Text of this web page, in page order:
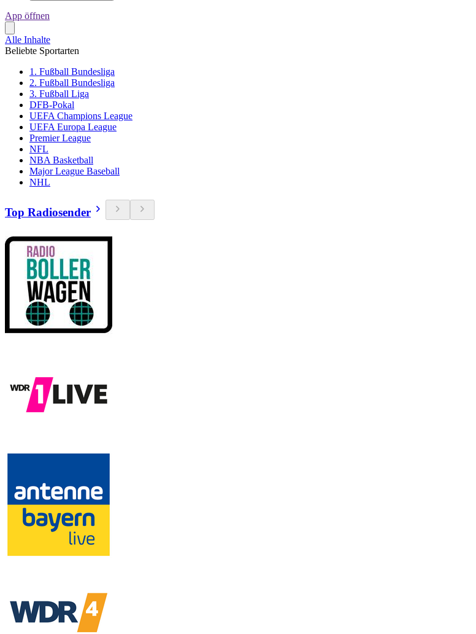
App öffnen
Alle Inhalte
Beliebte Sportarten
1. Fußball Bundesliga
2. Fußball Bundesliga
3. Fußball Liga
DFB-Pokal
UEFA Champions League
UEFA Europa League
Premier League
NFL
NBA Basketball
Major League Baseball
NHL
Top Radiosender